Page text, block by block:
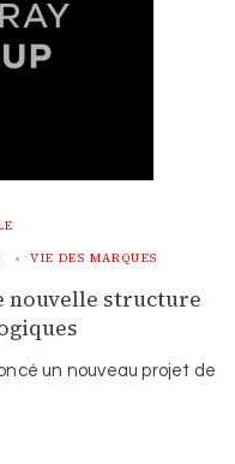
VIE DES MARQUES
nouvelle structure
un nouveau projet de